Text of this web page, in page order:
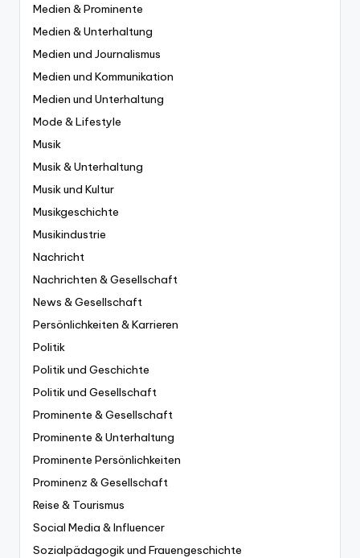
Medien & Prominente
Medien & Unterhaltung
Medien und Journalismus
Medien und Kommunikation
Medien und Unterhaltung
Mode & Lifestyle
Musik
Musik & Unterhaltung
Musik und Kultur
Musikgeschichte
Musikindustrie
Nachricht
Nachrichten & Gesellschaft
News & Gesellschaft
Persönlichkeiten & Karrieren
Politik
Politik und Geschichte
Politik und Gesellschaft
Prominente & Gesellschaft
Prominente & Unterhaltung
Prominente Persönlichkeiten
Prominenz & Gesellschaft
Reise & Tourismus
Social Media & Influencer
Sozialpädagogik und Frauengeschichte